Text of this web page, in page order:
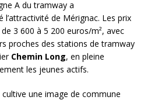
A du tramway a
de Mérignac. Les prix
3 600 à 5 200 euros/m², avec
proches des stations de tramway
Chemin Long, en pleine
les jeunes actifs.
cultive une image de commune